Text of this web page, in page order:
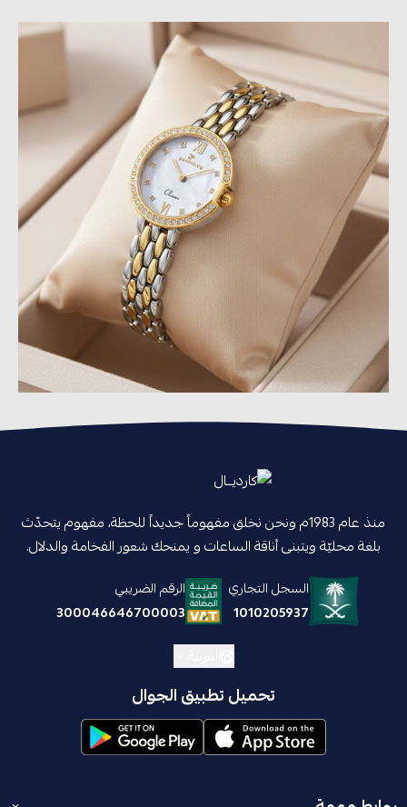
منذ عام 1983م ونحن نخلق مفهوماً جديداً للحظة، مفهوم يتحدّث
بلغة محليّة ويتبنى أناقة الساعات و يمنحك شعور الفخامة والدلال.
السجل التجاري
1010205937
الرقم الضريبي
300046646700003
تحميل تطبيق الجوال